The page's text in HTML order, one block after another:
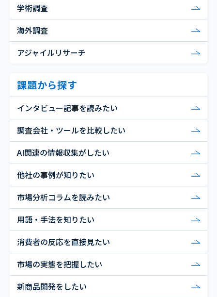
学術調査
海外調査
アジャイルリサーチ
課題から探す
インタビュー記事を読みたい
調査会社・ツールを比較したい
AI関連の情報収集がしたい
他社の事例が知りたい
市場分析コラムを読みたい
用語・手法を知りたい
消費者の反応を直接見たい
市場の実態を把握したい
新商品開発をしたい